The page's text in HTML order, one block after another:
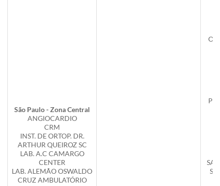
São Paulo - Zona Central
ANGIOCARDIO
CRM
INST. DE ORTOP. DR.
ARTHUR QUEIROZ SC
LAB. A.C CAMARGO
CENTER
LAB. ALEMÃO OSWALDO
CRUZ AMBULATÓRIO